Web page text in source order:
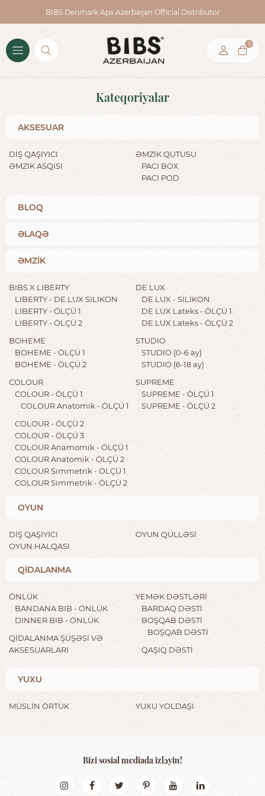
BIBS Denmark Aps Azerbaijan Official Distributor
0
Kateqoriyalar
AKSESUAR
DİŞ QAŞIYICI
ƏMZİK ASQISI
ƏMZİK QUTUSU
PACI BOX
PACI POD
BLOQ
ƏLAQƏ
ƏMZİK
BIBS X LIBERTY
LIBERTY - DE LUX SİLİKON
LIBERTY - ÖLÇÜ 1
LIBERTY - ÖLÇÜ 2
BOHEME
BOHEME - ÖLÇÜ 1
BOHEME - ÖLÇÜ 2
COLOUR
COLOUR - ÖLÇÜ 1
COLOUR Anatomik - ÖLÇÜ 1
COLOUR - ÖLÇÜ 2
COLOUR - ÖLÇÜ 3
COLOUR Anamomik - ÖLÇÜ 1
COLOUR Anatomik - ÖLÇÜ 2
COLOUR Simmetrik - ÖLÇÜ 1
COLOUR Simmetrik - ÖLÇÜ 2
DE LUX
DE LUX - SİLİKON
DE LUX Lateks - ÖLÇÜ 1
DE LUX Lateks - ÖLÇÜ 2
STUDIO
STUDIO (0-6 ay)
STUDIO (6-18 ay)
SUPREME
SUPREME - ÖLÇÜ 1
SUPREME - ÖLÇÜ 2
OYUN
DİŞ QAŞIYICI
OYUN HALQASI
OYUN QÜLLƏSİ
QİDALANMA
ÖNLÜK
BANDANA BIB - ÖNLÜK
DINNER BIB - ÖNLÜK
QİDALANMA ŞÜŞƏSİ VƏ
AKSESUARLARI
YEMƏK DƏSTLƏRİ
BARDAQ DƏSTİ
BOŞQAB DƏSTİ
BOŞQAB DƏSTİ
QAŞIQ DƏSTİ
YUXU
MÜSLİN ÖRTÜK YUXU YOLDAŞI
Bizi sosial mediada izləyin!